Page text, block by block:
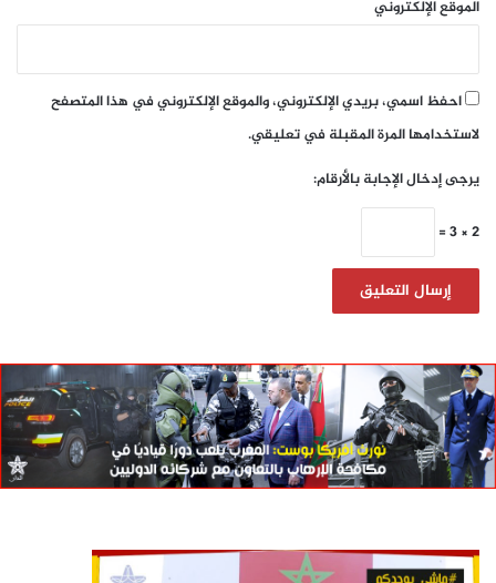
الموقع الإلكتروني
احفظ اسمي، بريدي الإلكتروني، والموقع الإلكتروني في هذا المتصفح
لاستخدامها المرة المقبلة في تعليقي.
يرجى إدخال الإجابة بالأرقام:
2 × 3 =